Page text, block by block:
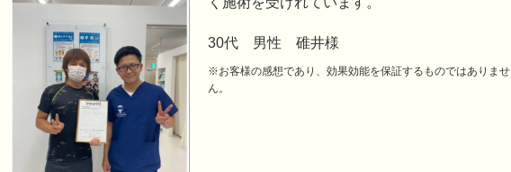
30代 男性 碓井様
※お客様の感想であり、効果効能を保証するものではありませ
ん。